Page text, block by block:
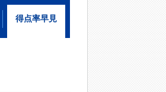
得点率早見